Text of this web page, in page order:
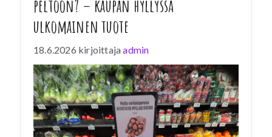
peltoon? – kaupan hyllyssä
ulkomainen tuote
18.6.2026 kirjoittajaadmin